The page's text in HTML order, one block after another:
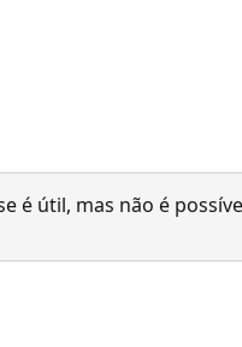
é útil, mas não é